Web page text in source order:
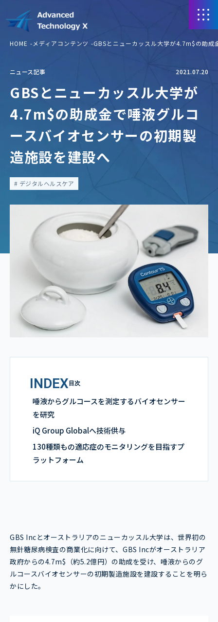
HOME メディアコンテンツ GBSとニューカッスル大学が4.7m$の助成
ニュース記事 2021.07.20
GBSとニューカッスル大学が
4.7m$の助成金で唾液グルコ
ースバイオセンサーの初期製
造施設を建設へ
デジタルヘルスケア
INDEX 目次
唾液からグルコースを測定するバイオセンサー
を研究
iQ Group Globalへ技術供与
130種類もの適応症のモニタリングを目指すプ
ラットフォーム
GBS Incとオーストラリアのニューカッスル大学は、世界初の
無針糖尿病検査の商業化に向けて、GBS Incがオーストラリア
政府からの4.7m$（約5.2億円）の助成を受け、唾液からのグ
ルコースバイオセンサーの初期製造施設を建設することを明ら
かにした。